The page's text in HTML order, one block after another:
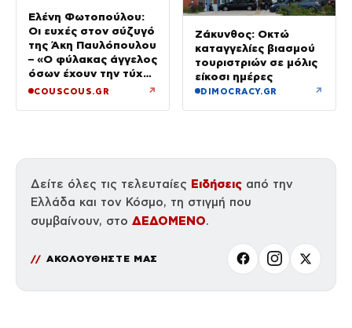
Ελένη Φωτοπούλου:
Οι ευχές στον σύζυγό
της Άκη Παυλόπουλου
– «Ο φύλακας άγγελος
όσων έχουν την τύχη
να βρίσκονται κοντά
COUSCOUS.GR ↗
Ζάκυνθος: Οκτώ
καταγγελίες βιασμού
τουριστριών σε μόλις
είκοσι ημέρες
DIMOCRACY.GR ↗
Δείτε όλες τις τελευταίες Ειδήσεις από την
Ελλάδα και τον Κόσμο, τη στιγμή που
συμβαίνουν, στο ΔΕΔΟΜΕΝΟ.
ΑΚΟΛΟΥΘΗΣΤΕ ΜΑΣ